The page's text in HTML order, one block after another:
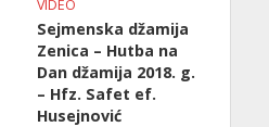
VIDEO
Sejmenska džamija
Zenica – Hutba na
Dan džamija 2018. g.
– Hfz. Safet ef.
Husejnović